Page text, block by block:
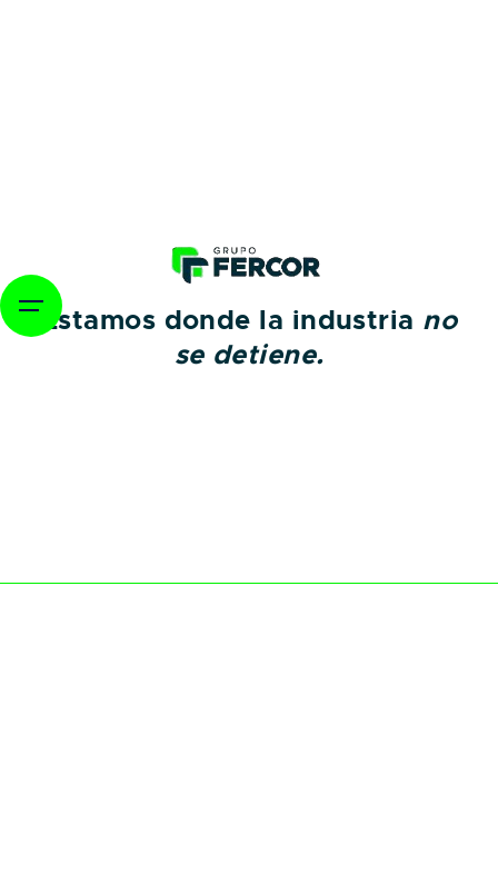
Estamos donde la industria no
se detiene.